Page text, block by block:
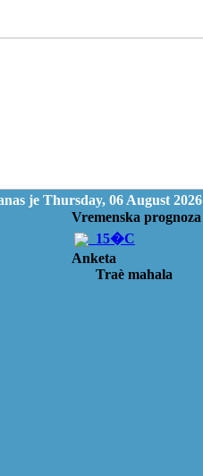
je Thursday, 06 August 2026
Vremenska prognoza
15�C
Anketa
Traè mahala